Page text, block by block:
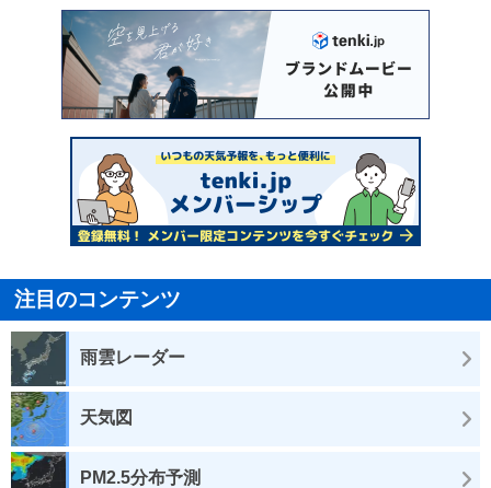
注目のコンテンツ
雨雲レーダー
天気図
PM2.5分布予測